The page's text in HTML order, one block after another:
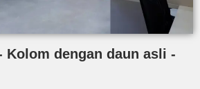
Kolom dengan daun asli -